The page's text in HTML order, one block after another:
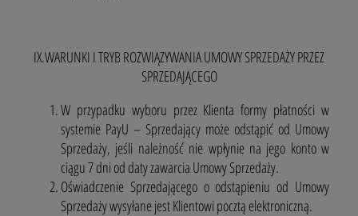
IX.WARUNKI I TRYB ROZWIĄZYWANIA UMOWY SPRZEDAŻY PRZEZ
SPRZEDAJĄCEGO
W przypadku wyboru przez Klienta formy płatności w
systemie PayU – Sprzedający może odstąpić od Umowy
Sprzedaży, jeśli należność nie wpłynie na jego konto w
ciągu 7 dni od daty zawarcia Umowy Sprzedaży.
Oświadczenie Sprzedającego o odstąpieniu od Umowy
Sprzedaży wysyłane jest Klientowi pocztą elektroniczną.